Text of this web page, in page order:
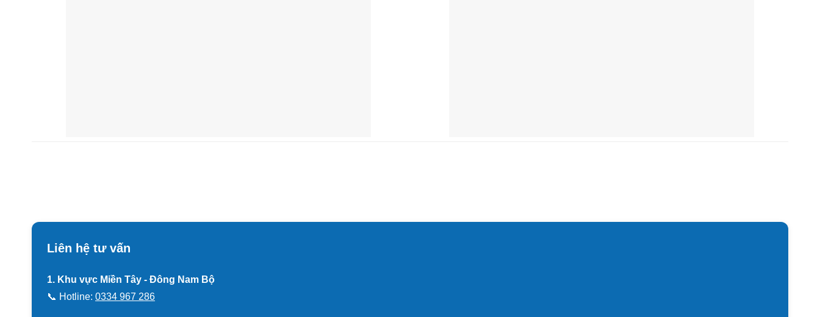
Liên hệ tư vấn
1. Khu vực Miền Tây - Đông Nam Bộ
📞 Hotline: 0334 967 286